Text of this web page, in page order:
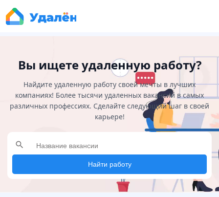
Вы ищете удаленную работу?
Найдите удаленную работу своей мечты в лучших
компаниях! Более тысячи удаленных вакансий в самых
различных профессиях. Сделайте следующий шаг в своей
карьере!
search
Найти работу